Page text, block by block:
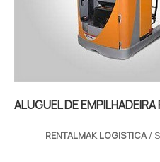
ALUGUEL DE
RENTALMAK LOGISTICA/